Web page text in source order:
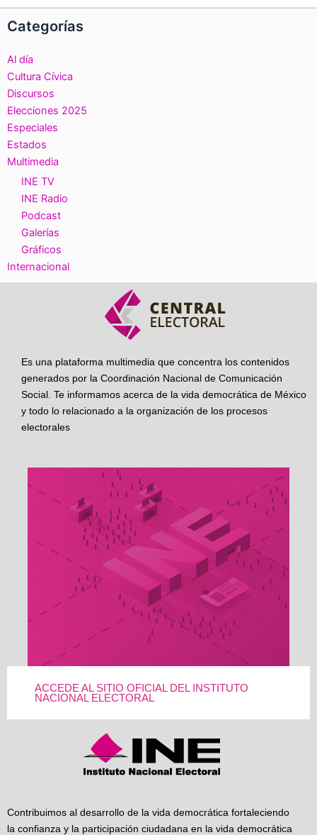
Categorías
Al día
Cultura Cívica
Discursos
Elecciones 2025
Especiales
Estados
Multimedia
INE TV
INE Radio
Podcast
Galerías
Gráficos
Internacional
Es una plataforma multimedia que concentra los contenidos
generados por la Coordinación Nacional de Comunicación
Social. Te informamos acerca de la vida democrática de México
y todo lo relacionado a la organización de los procesos
electorales
ACCEDE AL SITIO OFICIAL DEL INSTITUTO
NACIONAL ELECTORAL
Contribuimos al desarrollo de la vida democrática fortaleciendo
la confianza y la participación ciudadana en la vida democrática